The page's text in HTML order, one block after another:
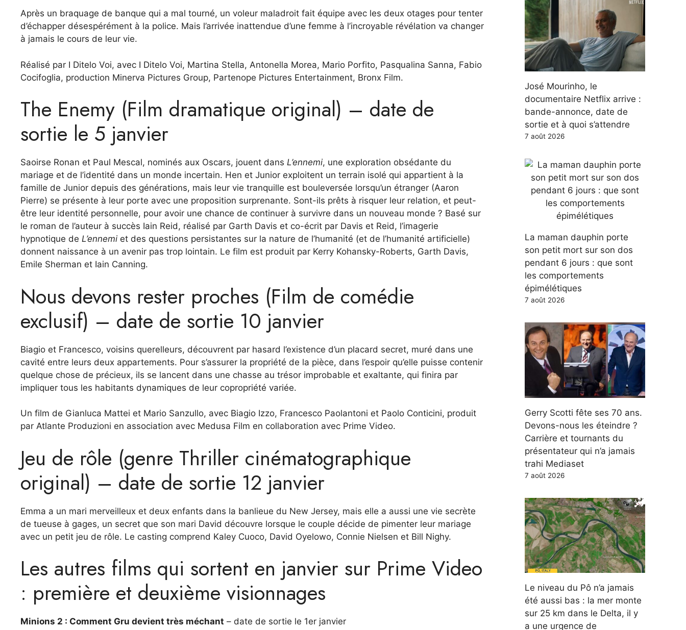
Après un braquage de banque qui a mal tourné, un voleur maladroit fait équipe avec les deux otages pour tenter
d’échapper désespérément à la police. Mais l’arrivée inattendue d’une femme à l’incroyable révélation va changer
à jamais le cours de leur vie.
Réalisé par I Ditelo Voi, avec I Ditelo Voi, Martina Stella, Antonella Morea, Mario Porfito, Pasqualina Sanna, Fabio
Cocifoglia, production Minerva Pictures Group, Partenope Pictures Entertainment, Bronx Film.
The Enemy (Film dramatique original) – date de
sortie le 5 janvier
Saoirse Ronan et Paul Mescal, nominés aux Oscars, jouent dans L’ennemi, une exploration obsédante du
mariage et de l’identité dans un monde incertain. Hen et Junior exploitent un terrain isolé qui appartient à la
famille de Junior depuis des générations, mais leur vie tranquille est bouleversée lorsqu’un étranger (Aaron
Pierre) se présente à leur porte avec une proposition surprenante. Sont-ils prêts à risquer leur relation, et peut-
être leur identité personnelle, pour avoir une chance de continuer à survivre dans un nouveau monde ? Basé sur
le roman de l’auteur à succès Iain Reid, réalisé par Garth Davis et co-écrit par Davis et Reid, l’imagerie
hypnotique de L’ennemi et des questions persistantes sur la nature de l’humanité (et de l’humanité artificielle)
donnent naissance à un avenir pas trop lointain. Le film est produit par Kerry Kohansky-Roberts, Garth Davis,
Emile Sherman et Iain Canning.
Nous devons rester proches (Film de comédie
exclusif) – date de sortie 10 janvier
Biagio et Francesco, voisins querelleurs, découvrent par hasard l’existence d’un placard secret, muré dans une
cavité entre leurs deux appartements. Pour s’assurer la propriété de la pièce, dans l’espoir qu’elle puisse contenir
quelque chose de précieux, ils se lancent dans une chasse au trésor improbable et exaltante, qui finira par
impliquer tous les habitants dynamiques de leur copropriété variée.
Un film de Gianluca Mattei et Mario Sanzullo, avec Biagio Izzo, Francesco Paolantoni et Paolo Conticini, produit
par Atlante Produzioni en association avec Medusa Film en collaboration avec Prime Video.
Jeu de rôle (genre Thriller cinématographique
original) – date de sortie 12 janvier
Emma a un mari merveilleux et deux enfants dans la banlieue du New Jersey, mais elle a aussi une vie secrète
de tueuse à gages, un secret que son mari David découvre lorsque le couple décide de pimenter leur mariage
avec un petit jeu de rôle. Le casting comprend Kaley Cuoco, David Oyelowo, Connie Nielsen et Bill Nighy.
Les autres films qui sortent en janvier sur Prime Video
: première et deuxième visionnages
Minions 2 : Comment Gru devient très méchant – date de sortie le 1er janvier
José Mourinho, le
documentaire Netflix arrive :
bande-annonce, date de
sortie et à quoi s’attendre
7 août 2026
La maman dauphin porte
son petit mort sur son dos
pendant 6 jours : que sont
les comportements
épimélétiques
7 août 2026
Gerry Scotti fête ses 70 ans.
Devons-nous les éteindre ?
Carrière et tournants du
présentateur qui n’a jamais
trahi Mediaset
7 août 2026
Le niveau du Pô n’a jamais
été aussi bas : la mer monte
sur 25 km dans le Delta, il y
a une urgence de